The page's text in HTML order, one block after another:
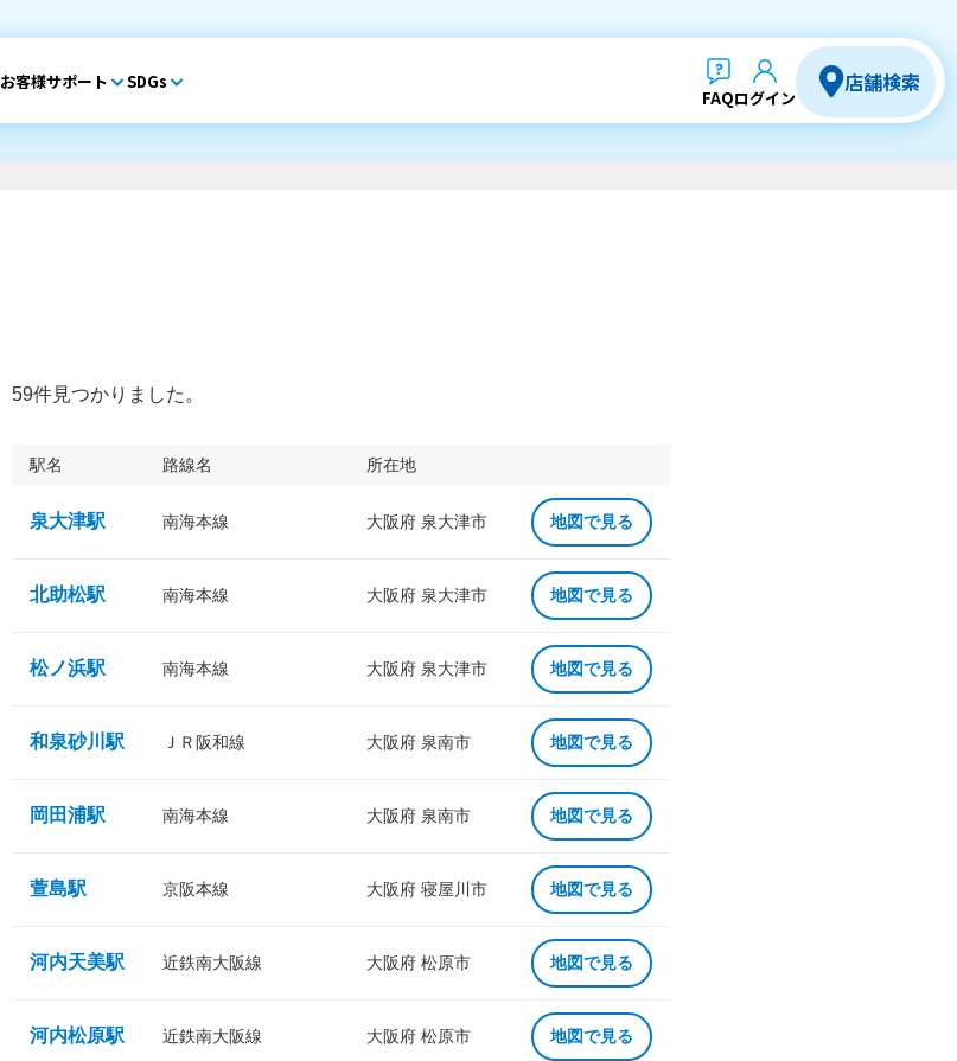
お客様サポート SDGs
FAQログイン
店舗検索
59件見つかりました。
駅名 路線名 所在地
泉大津駅 南海本線 大阪府 泉大津市 地図で見る
北助松駅 南海本線 大阪府 泉大津市 地図で見る
松ノ浜駅 南海本線 大阪府 泉大津市 地図で見る
和泉砂川駅 ＪＲ阪和線 大阪府 泉南市 地図で見る
岡田浦駅 南海本線 大阪府 泉南市 地図で見る
萱島駅 京阪本線 大阪府 寝屋川市 地図で見る
河内天美駅 近鉄南大阪線 大阪府 松原市 地図で見る
河内松原駅 近鉄南大阪線 大阪府 松原市 地図で見る